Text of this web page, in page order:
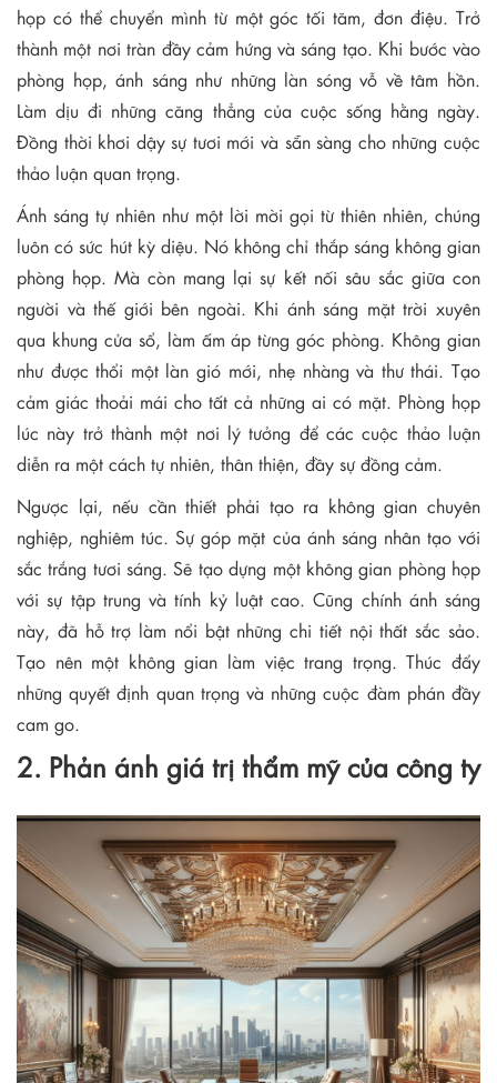
họp có thể chuyển mình từ một góc tối tăm, đơn điệu. Trở
thành một nơi tràn đầy cảm hứng và sáng tạo. Khi bước vào
phòng họp, ánh sáng như những làn sóng vỗ về tâm hồn.
Làm dịu đi những căng thẳng của cuộc sống hằng ngày.
Đồng thời khơi dậy sự tươi mới và sẵn sàng cho những cuộc
thảo luận quan trọng.
Ánh sáng tự nhiên như một lời mời gọi từ thiên nhiên, chúng
luôn có sức hút kỳ diệu. Nó không chỉ thắp sáng không gian
phòng họp. Mà còn mang lại sự kết nối sâu sắc giữa con
người và thế giới bên ngoài. Khi ánh sáng mặt trời xuyên
qua khung cửa sổ, làm ấm áp từng góc phòng. Không gian
như được thổi một làn gió mới, nhẹ nhàng và thư thái. Tạo
cảm giác thoải mái cho tất cả những ai có mặt. Phòng họp
lúc này trở thành một nơi lý tưởng để các cuộc thảo luận
diễn ra một cách tự nhiên, thân thiện, đầy sự đồng cảm.
Ngược lại, nếu cần thiết phải tạo ra không gian chuyên
nghiệp, nghiêm túc. Sự góp mặt của ánh sáng nhân tạo với
sắc trắng tươi sáng. Sẽ tạo dựng một không gian phòng họp
với sự tập trung và tính kỷ luật cao. Cũng chính ánh sáng
này, đã hỗ trợ làm nổi bật những chi tiết nội thất sắc sảo.
Tạo nên một không gian làm việc trang trọng. Thúc đẩy
những quyết định quan trọng và những cuộc đàm phán đầy
cam go.
2. Phản ánh giá trị thẩm mỹ của công ty